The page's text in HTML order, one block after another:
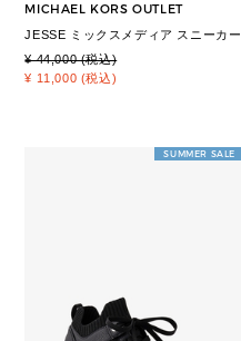
MICHAEL KORS OUTLET
JESSE ミックスメディア スニーカー
¥ 44,000 (税込)
¥ 11,000 (税込)
SUMMER SALE